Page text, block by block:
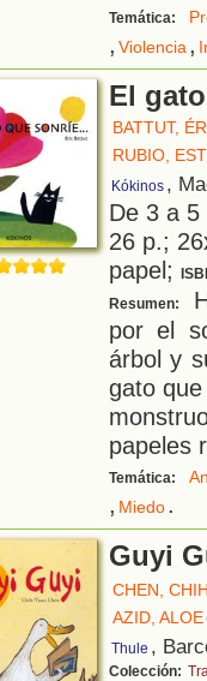
Temática:
, Violencia ,
El
BATTUT,
RUBIO,
Kókinos ,
De 3 a
26 p.;
papel;
Resumen:
por el
árbol y
gato
papeles
Temática:
, Miedo.
Guyi
CHEN,
AZID, ALOE
Thule ,
Colección: